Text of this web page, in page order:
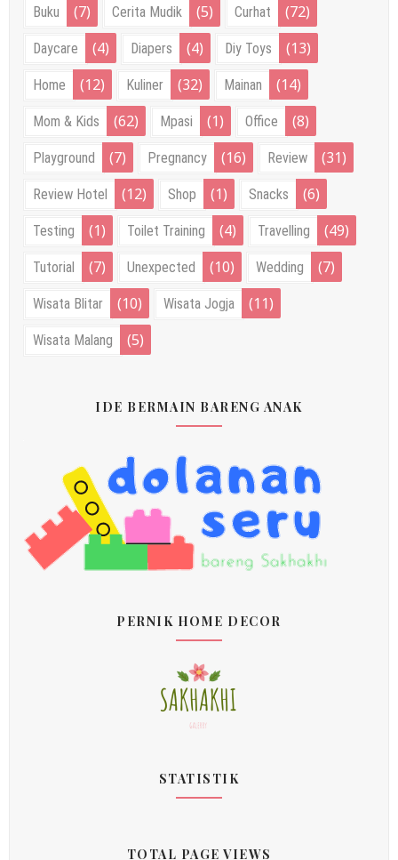
Buku (7) Cerita Mudik (5) Curhat (72)
Daycare (4) Diapers (4) Diy Toys (13)
Home (12) Kuliner (32) Mainan (14)
Mom & Kids (62) Mpasi (1) Office (8)
Playground (7) Pregnancy (16) Review (31)
Review Hotel (12) Shop (1) Snacks (6)
Testing (1) Toilet Training (4) Travelling (49)
Tutorial (7) Unexpected (10) Wedding (7)
Wisata Blitar (10) Wisata Jogja (11)
Wisata Malang (5)
IDE BERMAIN BARENG ANAK
PERNIK HOME DECOR
STATISTIK
TOTAL PAGE VIEWS